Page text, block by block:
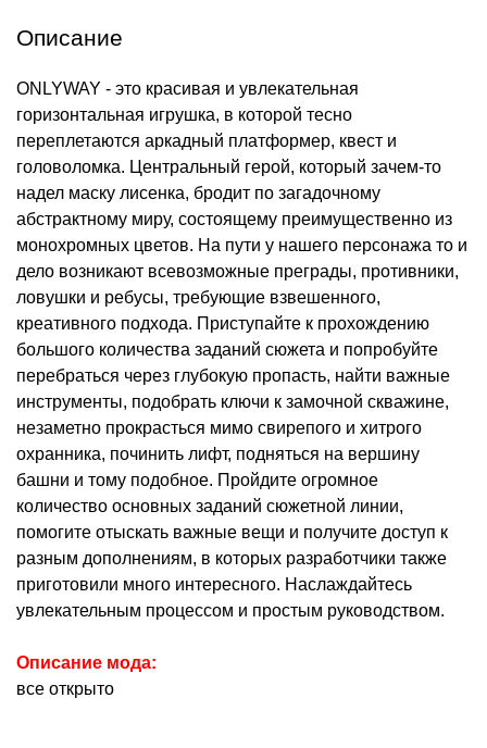
Описание
ONLYWAY - это красивая и увлекательная
горизонтальная игрушка, в которой тесно
переплетаются аркадный платформер, квест и
головоломка. Центральный герой, который зачем-то
надел маску лисенка, бродит по загадочному
абстрактному миру, состоящему преимущественно из
монохромных цветов. На пути у нашего персонажа то и
дело возникают всевозможные преграды, противники,
ловушки и ребусы, требующие взвешенного,
креативного подхода. Приступайте к прохождению
большого количества заданий сюжета и попробуйте
перебраться через глубокую пропасть, найти важные
инструменты, подобрать ключи к замочной скважине,
незаметно прокрасться мимо свирепого и хитрого
охранника, починить лифт, подняться на вершину
башни и тому подобное. Пройдите огромное
количество основных заданий сюжетной линии,
помогите отыскать важные вещи и получите доступ к
разным дополнениям, в которых разработчики также
приготовили много интересного. Наслаждайтесь
увлекательным процессом и простым руководством.
Описание мода:
все открыто